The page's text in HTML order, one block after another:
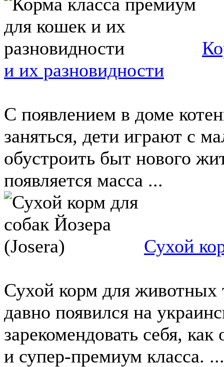
и их разновидности
С появлением в доме
заняться, дети играют с
обустроить быт нового
появляется масса ...
Сухой
Сухой корм для животных
давно появился на
зарекомендовать себя,
и супер-премиум класса. ...